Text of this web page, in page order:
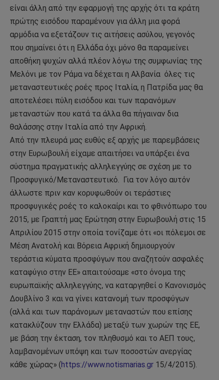
είναι άλλη από την εφαρμογή της αρχής ότι τα κράτη
πρώτης εισόδου παραμένουν για άλλη μια φορά
αρμόδια να εξετάζουν τις αιτήσεις ασύλου, γεγονός
που σημαίνει ότι η Ελλάδα όχι μόνο θα παραμείνει
αποθήκη ψυχών αλλά πλέον λόγω της συμφωνίας της
Μελόνι με τον Ράμα να δέχεται η Αλβανία όλες τις
μεταναστευτικές ροές προς Ιταλία, η Πατρίδα μας θα
αποτελέσει πύλη εισόδου και των παρανόμων
μεταναστών που κατά τα άλλα θα πήγαιναν δια
θαλάσσης στην Ιταλία από την Αφρική.
Από την πλευρά μας ευθύς εξ αρχής με παρεμβάσεις
στην Ευρωβουλή είχαμε απαιτήσει να υπάρξει ένα
σύστημα πραγματικής αλληλεγγύης σε σχέση με το
Προσφυγικό/Μεταναστευτικό.
Για τον λόγο αυτόν
άλλωστε πριν καν κορυφωθούν οι τεράστιες
προσφυγικές ροές το καλοκαίρι και το φθινόπωρο του
2015, με Γραπτή μας Ερώτηση στην Ευρωβουλή στις 15
Απριλίου 2015 στην οποία τονίζαμε ότι «οι πόλεμοι σε
Μέση Ανατολή και Βόρεια Αφρική δημιουργούν
τεράστια κύματα προσφύγων που αναζητούν ασφαλές
καταφύγιο στην ΕΕ» απαιτούσαμε «στο όνομα της
ευρωπαϊκής αλληλεγγύης, να καταργηθεί ο Κανονισμός
Δουβλίνο 3 και να γίνει κατανομή των προσφύγων
(αλλά και των παράνομων μεταναστών που επίσης
κατακλύζουν την Ελλάδα) μεταξύ των χωρών της ΕΕ,
με βάση την έκταση, τον πληθυσμό και το ΑΕΠ τους,
λαμβανομένων υπόψη και των ποσοστών ανεργίας
κάθε χώρας» (https://www.notismarias.gr 15/4/2015).